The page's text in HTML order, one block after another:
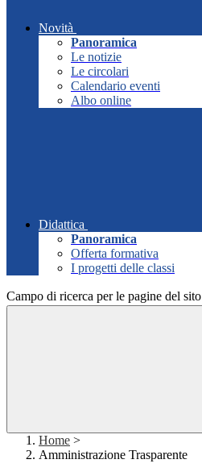
Novità
Panoramica
Le notizie
Le circolari
Calendario eventi
Albo online
Didattica
Panoramica
Offerta formativa
I progetti delle classi
Campo di ricerca per le pagine del sito
Home >
Amministrazione Trasparente